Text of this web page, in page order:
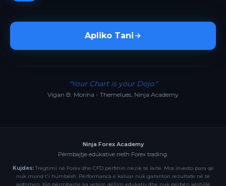
Apliko Tani
"Your Chart is your Dojo."
Vigan B. Morina - Themelues, Ninja Academy
Ninja Forex Academy
Përmbajtje edukative rreth Forex trading.
Kujdes:Tregtimi në Forex dhe CFD përfshin rrezik të lartë. Mos investo para që
nuk mund t'i humbësh. Performanca e kaluar nuk garanton rezultate në të
ardhmen. Kjo përmbajtje ka vetëm qëllim edukativ dhe nuk përbën këshillë